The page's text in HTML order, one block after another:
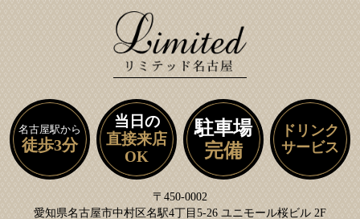
名古屋駅から
徒歩3分
当日の
直接来店
OK
駐車場
完備
ドリンク
サービス
〒450-0002
愛知県名古屋市中村区名駅4丁目5-26 ユニモール桜ビル 2F